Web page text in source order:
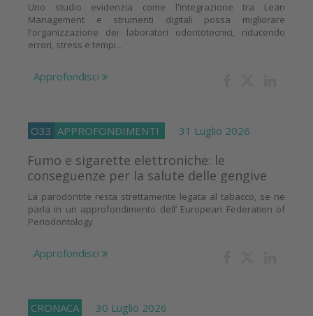
Uno studio evidenzia come l'integrazione tra Lean
Management e strumenti digitali possa migliorare
l'organizzazione dei laboratori odontotecnici, riducendo
errori, stress e tempi...
Approfondisci
O33 APPROFONDIMENTI 31 Luglio 2026
Fumo e sigarette elettroniche: le
conseguenze per la salute delle gengive
La parodontite resta strettamente legata al tabacco, se ne
parla in un approfondimento dell’ European Federation of
Periodontology
Approfondisci
CRONACA 30 Luglio 2026